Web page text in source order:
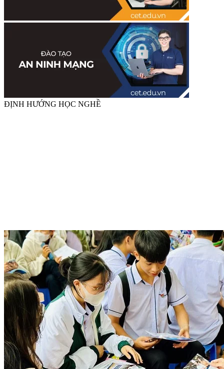
ĐỊNH HƯỚNG HỌC NGHỀ